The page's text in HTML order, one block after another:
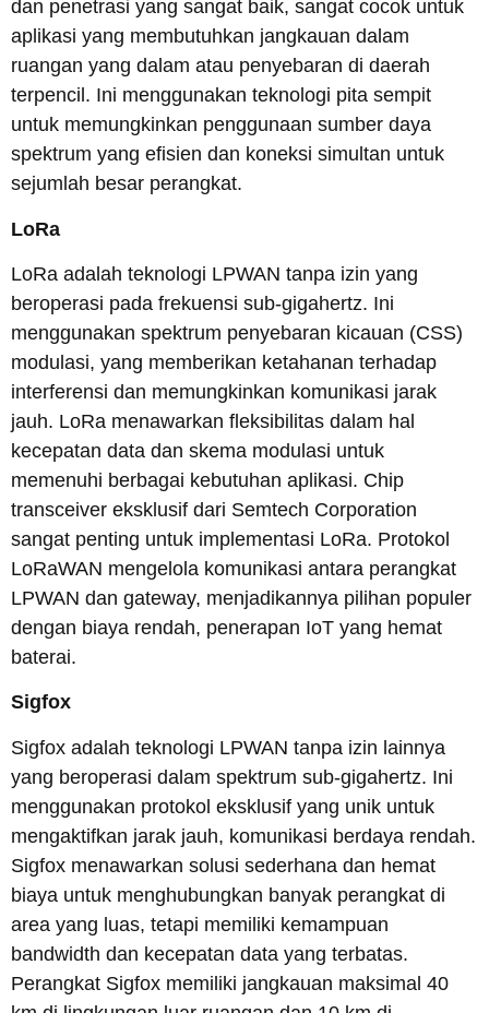
dan penetrasi yang sangat baik, sangat cocok untuk
aplikasi yang membutuhkan jangkauan dalam
ruangan yang dalam atau penyebaran di daerah
terpencil. Ini menggunakan teknologi pita sempit
untuk memungkinkan penggunaan sumber daya
spektrum yang efisien dan koneksi simultan untuk
sejumlah besar perangkat.
LoRa
LoRa adalah teknologi LPWAN tanpa izin yang
beroperasi pada frekuensi sub-gigahertz. Ini
menggunakan spektrum penyebaran kicauan (CSS)
modulasi, yang memberikan ketahanan terhadap
interferensi dan memungkinkan komunikasi jarak
jauh. LoRa menawarkan fleksibilitas dalam hal
kecepatan data dan skema modulasi untuk
memenuhi berbagai kebutuhan aplikasi. Chip
transceiver eksklusif dari Semtech Corporation
sangat penting untuk implementasi LoRa. Protokol
LoRaWAN mengelola komunikasi antara perangkat
LPWAN dan gateway, menjadikannya pilihan populer
dengan biaya rendah, penerapan IoT yang hemat
baterai.
Sigfox
Sigfox adalah teknologi LPWAN tanpa izin lainnya
yang beroperasi dalam spektrum sub-gigahertz. Ini
menggunakan protokol eksklusif yang unik untuk
mengaktifkan jarak jauh, komunikasi berdaya rendah.
Sigfox menawarkan solusi sederhana dan hemat
biaya untuk menghubungkan banyak perangkat di
area yang luas, tetapi memiliki kemampuan
bandwidth dan kecepatan data yang terbatas.
Perangkat Sigfox memiliki jangkauan maksimal 40